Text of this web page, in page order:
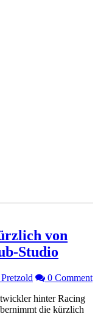
von
Studio
0 Comment
hinter Racing
die kürzlich